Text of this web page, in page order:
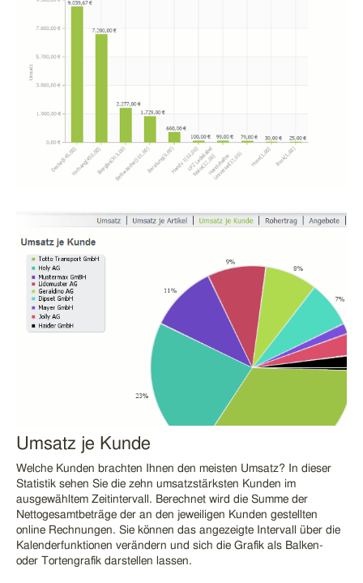
Umsatz je Kunde
Welche Kunden brachten Ihnen den meisten Umsatz?
In dieser
Statistik sehen Sie die zehn umsatzstärksten Kunden im
ausgewähltem Zeitintervall. Berechnet wird die Summe der
Nettogesamtbeträge der an den jeweiligen Kunden gestellten
online Rechnungen. Sie können das angezeigte Intervall über die
Kalenderfunktionen verändern und sich die Grafik als Balken-
oder Tortengrafik darstellen lassen.